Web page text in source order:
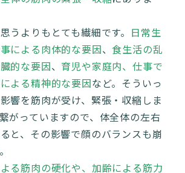
うよりもとても繊細です。 日常生
による肉体的な要因、食生活の乱
的な要因、 育児や家庭内、仕事で
よる精神的な要因など。そういっ
響を筋肉が受け、緊張・収縮しま
がっていますので、体全体の左右
と、その影響で顔のバランスも崩
る筋肉の硬化や、加齢による筋力